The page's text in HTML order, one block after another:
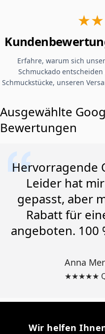
Erfahre, warum sich
Schmuckado
Schmuckstücke, unseren
Ausgewählte
Bewertungen
Hervorragende
Leider hat
gepasst, aber
Rabatt für
angeboten. 100
Anna
★★★★★
Wir helfen